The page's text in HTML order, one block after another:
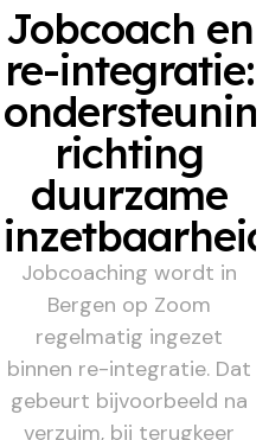
Jobcoach en
re-integratie:
richting
duurzame
Jobcoaching wordt in
Bergen op Zoom
regelmatig ingezet
binnen re-integratie. Dat
gebeurt bijvoorbeeld na
verzuim, bij terugkeer